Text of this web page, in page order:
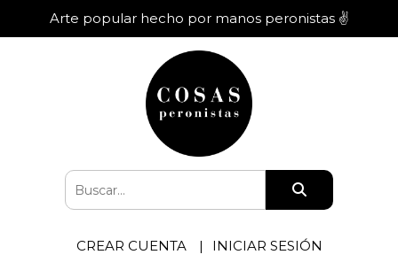
Arte popular hecho por manos peronistas ✌️
CREAR CUENTA INICIAR SESIÓN